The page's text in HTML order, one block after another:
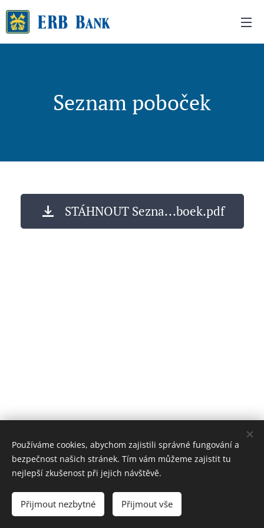
Seznam poboček
STÁHNOUT Sezna...boek.pdf
Cookies
Používáme cookies, abychom zajistili správné fungování a
bezpečnost našich stránek. Tím vám můžeme zajistit tu
nejlepší zkušenost při jejich návštěvě.
Přijmout nezbytné Přijmout vše